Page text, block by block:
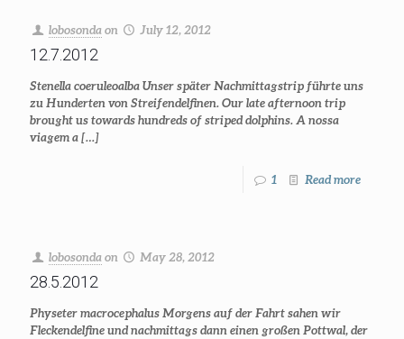
lobosonda on July 12, 2012
12.7.2012
Stenella coeruleoalba Unser später Nachmittagstrip führte uns
zu Hunderten von Streifendelfinen. Our late afternoon trip
brought us towards hundreds of striped dolphins. A nossa
viagem a[…]
1 Read more
lobosonda on May 28, 2012
28.5.2012
Physeter macrocephalus Morgens auf der Fahrt sahen wir
Fleckendelfine und nachmittags dann einen großen Pottwal, der